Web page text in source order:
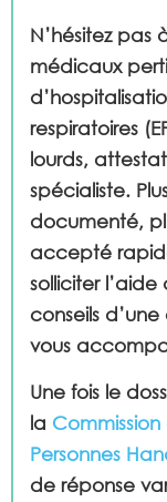
N’hésitez pas
médicaux
respiratoires
lourds,
spécialiste.
documenté,
accepté
solliciter l’aide
conseils
vous
Une fois le
la
Personnes
de réponse